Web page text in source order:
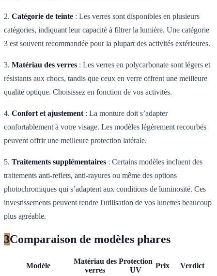
2. Catégorie de teinte : Les verres sont disponibles en plusieurs
catégories, indiquant leur capacité à filtrer la lumière. Une catégorie
3 est souvent recommandée pour la plupart des activités extérieures.
3. Matériau des verres : Les verres en polycarbonate sont légers et
résistants aux chocs, tandis que ceux en verre offrent une meilleure
qualité optique. Choisissez en fonction de vos activités.
4. Confort et ajustement : La monture doit s’adapter
confortablement à votre visage. Les modèles légèrement recourbés
peuvent offrir une meilleure protection latérale.
5. Traitements supplémentaires : Certains modèles incluent des
traitements anti-reflets, anti-rayures ou même des options
photochromiques qui s’adaptent aux conditions de luminosité. Ces
investissements peuvent rendre l'utilisation de vos lunettes beaucoup
plus agréable.
3Comparaison de modèles phares
Modèle
Matériau des
verres
Protection
UV
Prix
Verdict